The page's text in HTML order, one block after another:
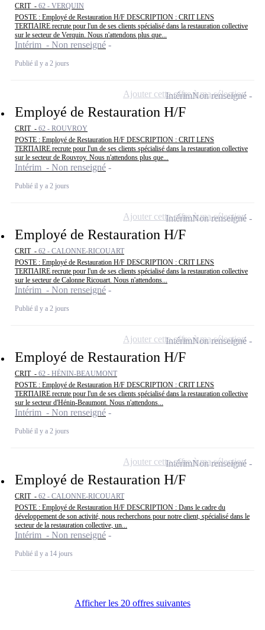
CRIT - 62 - VERQUIN
POSTE : Employé de Restauration H/F DESCRIPTION : CRIT LENS
TERTIAIRE recrute pour l'un de ses clients spécialisé dans la restauration collective
sur le secteur de Verquin. Nous n'attendons plus que...
Intérim - Non renseigné
Publié il y a 2 jours
Employé de Restauration H/F
CRIT - 62 - ROUVROY
POSTE : Employé de Restauration H/F DESCRIPTION : CRIT LENS
TERTIAIRE recrute pour l'un de ses clients spécialisé dans la restauration collective
sur le secteur de Rouvroy. Nous n'attendons plus que...
Intérim - Non renseigné
Publié il y a 2 jours
IntérimNon renseigné
Ajouter cette offre à ma sélection
Employé de Restauration H/F
CRIT - 62 - CALONNE-RICOUART
POSTE : Employé de Restauration H/F DESCRIPTION : CRIT LENS
TERTIAIRE recrute pour l'un de ses clients spécialisé dans la restauration collective
sur le secteur de Calonne Ricouart. Nous n'attendons...
Intérim - Non renseigné
Publié il y a 2 jours
IntérimNon renseigné
Ajouter cette offre à ma sélection
Employé de Restauration H/F
CRIT - 62 - HÉNIN-BEAUMONT
POSTE : Employé de Restauration H/F DESCRIPTION : CRIT LENS
TERTIAIRE recrute pour l'un de ses clients spécialisé dans la restauration collective
sur le secteur d'Hénin-Beaumont. Nous n'attendons...
Intérim - Non renseigné
Publié il y a 2 jours
IntérimNon renseigné
Ajouter cette offre à ma sélection
Employé de Restauration H/F
CRIT - 62 - CALONNE-RICOUART
POSTE : Employé de Restauration H/F DESCRIPTION : Dans le cadre du
développement de son activité, nous recherchons pour notre client, spécialisé dans le
secteur de la restauration collective, un...
Intérim - Non renseigné
Publié il y a 14 jours
IntérimNon renseigné
Ajouter cette offre à ma sélection
Afficher les 20 offres suivantes